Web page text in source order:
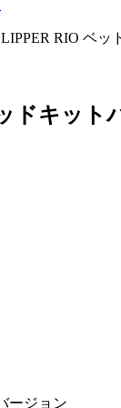
RIO ベッ
ドキット